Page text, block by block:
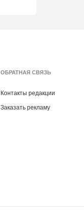
ОБРАТНАЯ СВЯЗЬ
Контакты редакции
Заказать рекламу